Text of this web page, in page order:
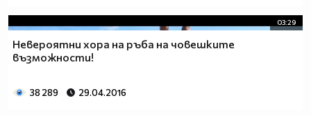
03:29
Невероятни хора на ръба на човешките
възможности!
38 289 29.04.2016